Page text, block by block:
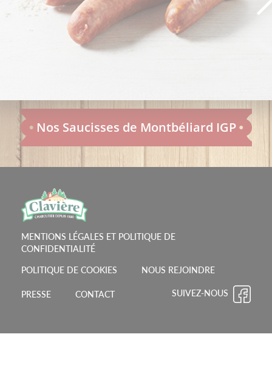
Nos Saucisses de Montbéliard IGP
MENTIONS LÉGALES ET POLITIQUE DE
CONFIDENTIALITÉ
POLITIQUE DE COOKIES NOUS REJOINDRE
PRESSE CONTACT SUIVEZ-NOUS